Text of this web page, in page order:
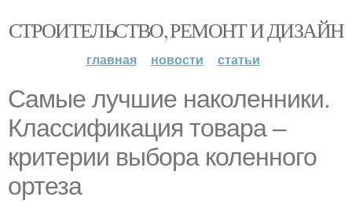
СТРОИТЕЛЬСТВО, РЕМОНТ И ДИЗАЙН
главная новости статьи
Самые лучшие наколенники.
Классификация товара –
критерии выбора коленного
ортеза